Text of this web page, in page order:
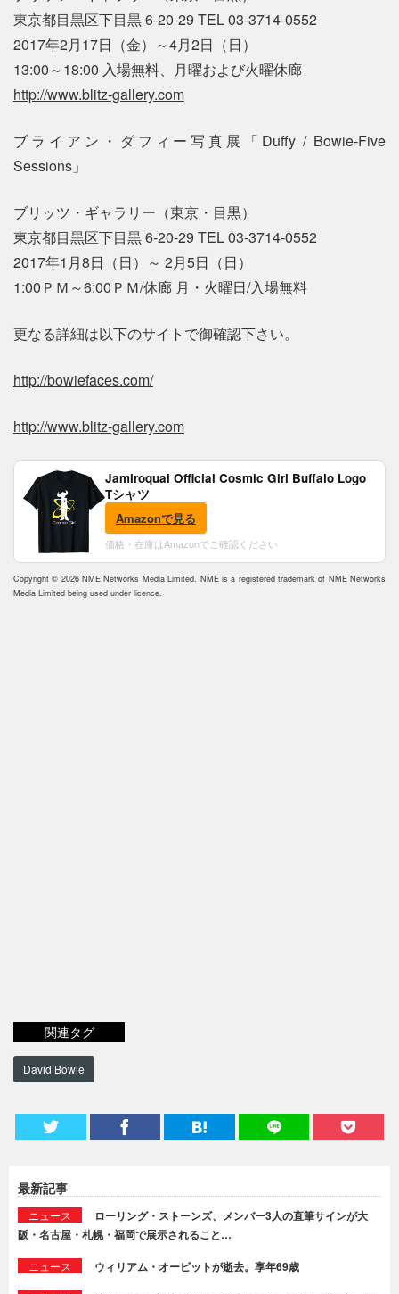
東京都目黒区下目黒 6-20-29 TEL 03-3714-0552
2017年2月17日（金）～4月2日（日）
13:00～18:00 入場無料、月曜および火曜休廊
http://www.blitz-gallery.com
ブライアン・ダフィー写真展「Duffy / Bowie‐Five
Sessions」
ブリッツ・ギャラリー（東京・目黒）
東京都目黒区下目黒 6-20-29 TEL 03-3714-0552
2017年1月8日（日）～ 2月5日（日）
1:00ＰＭ～6:00ＰＭ/休廊 月・火曜日/入場無料
更なる詳細は以下のサイトで御確認下さい。
http://bowiefaces.com/
http://www.blitz-gallery.com
Jamiroquai Official Cosmic Girl Buffalo Logo
Tシャツ
Amazonで見る
価格・在庫はAmazonでご確認ください
Copyright © 2026 NME Networks Media Limited. NME is a registered trademark of NME Networks
Media Limited being used under licence.
関連タグ
David Bowie
最新記事
ニュース
ローリング・ストーンズ、メンバー3人の直筆サインが大
阪・名古屋・札幌・福岡で展示されること…
ニュース ウィリアム・オービットが逝去。享年69歳